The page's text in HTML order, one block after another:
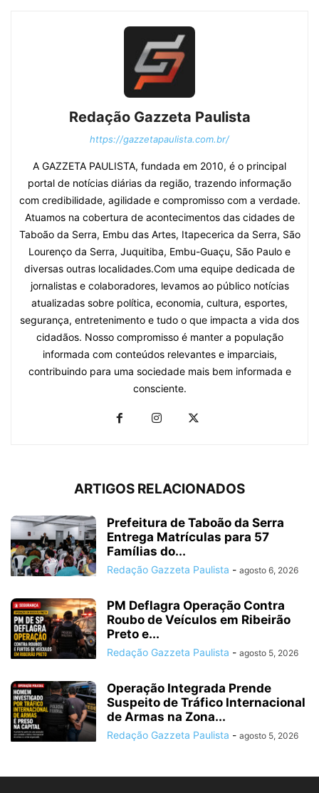
Redação Gazzeta Paulista
https://gazzetapaulista.com.br/
A GAZZETA PAULISTA, fundada em 2010, é o principal
portal de notícias diárias da região, trazendo informação
com credibilidade, agilidade e compromisso com a verdade.
Atuamos na cobertura de acontecimentos das cidades de
Taboão da Serra, Embu das Artes, Itapecerica da Serra, São
Lourenço da Serra, Juquitiba, Embu-Guaçu, São Paulo e
diversas outras localidades.Com uma equipe dedicada de
jornalistas e colaboradores, levamos ao público notícias
atualizadas sobre política, economia, cultura, esportes,
segurança, entretenimento e tudo o que impacta a vida dos
cidadãos. Nosso compromisso é manter a população
informada com conteúdos relevantes e imparciais,
contribuindo para uma sociedade mais bem informada e
consciente.
ARTIGOS RELACIONADOS
Prefeitura de Taboão da Serra
Entrega Matrículas para 57
Famílias do...
Redação Gazzeta Paulista - agosto 6, 2026
PM Deflagra Operação Contra
Roubo de Veículos em Ribeirão
Preto e...
Redação Gazzeta Paulista - agosto 5, 2026
Operação Integrada Prende
Suspeito de Tráfico Internacional
de Armas na Zona...
Redação Gazzeta Paulista - agosto 5, 2026